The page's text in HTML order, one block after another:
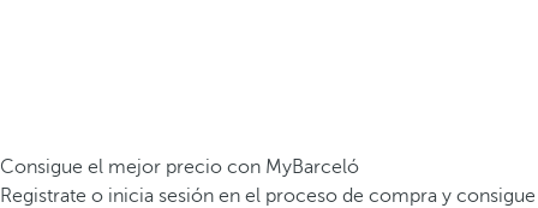
Consigue el mejor precio con MyBarceló
Registrate o inicia sesión en el proceso de compra y consigue